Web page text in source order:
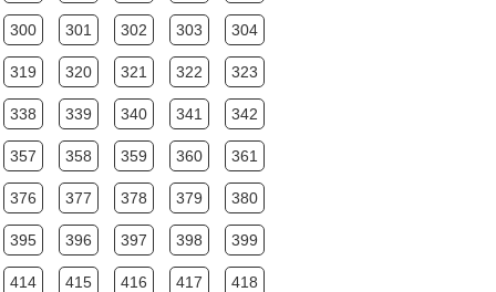
300 301 302 303 304
319 320 321 322 323
338 339 340 341 342
357 358 359 360 361
376 377 378 379 380
395 396 397 398 399
414 415 416 417 418